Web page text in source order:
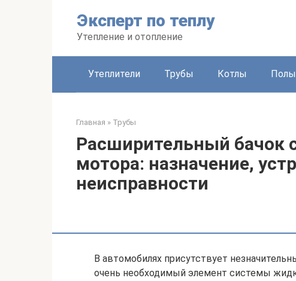
Эксперт по теплу
Утепление и отопление
Утеплители Трубы Котлы Полы
Главная » Трубы
Расширительный бачок
мотора: назначение,
неисправности
В автомобилях присутствует
очень необходимый элемент системы